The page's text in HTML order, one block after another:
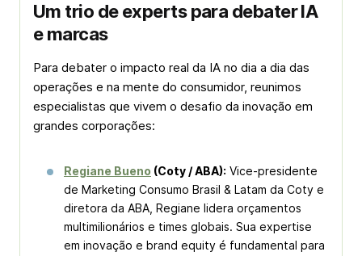
Um trio de experts para debater IA
e marcas
Para debater o impacto real da IA no dia a dia das
operações e na mente do consumidor, reunimos
especialistas que vivem o desafio da inovação em
grandes corporações:
Regiane Bueno (Coty / ABA): Vice-presidente
de Marketing Consumo Brasil & Latam da Coty e
diretora da ABA, Regiane lidera orçamentos
multimilionários e times globais. Sua expertise
em inovação e brand equity é fundamental para